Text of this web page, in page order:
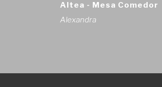
Altea - Mesa Comedor
Alexandra